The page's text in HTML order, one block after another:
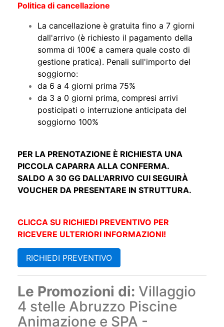
Politica di cancellazione
La cancellazione è gratuita fino a 7 giorni
dall'arrivo (è richiesto il pagamento della
somma di 100€ a camera quale costo di
gestione pratica). Penali sull'importo del
soggiorno:
da 6 a 4 giorni prima 75%
da 3 a 0 giorni prima, compresi arrivi
posticipati o interruzione anticipata del
soggiorno 100%
PER LA PRENOTAZIONE È RICHIESTA UNA
PICCOLA CAPARRA ALLA CONFERMA.
SALDO A 30 GG DALL'ARRIVO CUI SEGUIRÀ
VOUCHER DA PRESENTARE IN STRUTTURA.
CLICCA SU RICHIEDI PREVENTIVO PER
RICEVERE ULTERIORI INFORMAZIONI!
RICHIEDI PREVENTIVO
Le Promozioni di: Villaggio
4 stelle Abruzzo Piscine
Animazione e SPA -